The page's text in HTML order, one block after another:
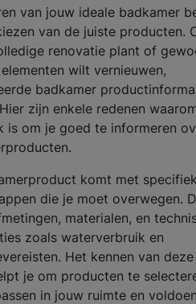
van jouw ideale badkamer
van de juiste producten.
renovatie plant of
wilt vernieuwen,
badkamer
zijn enkele redenen
is om je goed te informeren
komt met
die je moet overwegen.
materialen, en
zoals waterverbruik en
Het kennen van deze
je om producten te
in jouw ruimte en